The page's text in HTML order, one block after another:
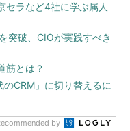
ラなど4社に学ぶ属人
突破、CIOが実践すべき
筋とは？
のCRM」に切り替えるに
by